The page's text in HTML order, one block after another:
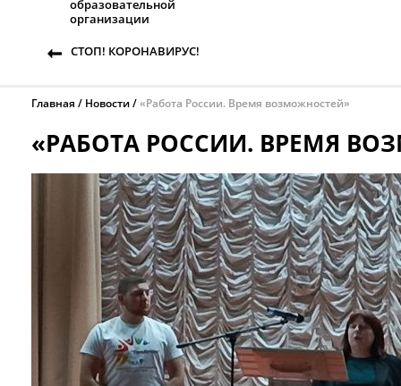
образовательной
организации
СТОП! КОРОНАВИРУС!
Главная Новости «Работа России. Время возможностей»
«РАБОТА РОССИИ. ВРЕМЯ